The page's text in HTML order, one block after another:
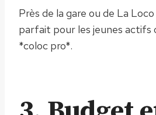
Près de la gare ou de La
parfait pour les jeunes actifs
*coloc pro*.